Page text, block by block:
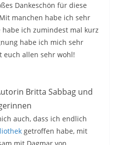
Dankeschön für diese
manchen habe ich sehr
ich zumindest mal kurz
habe ich mich sehr
allen sehr wohl!
Britta Sabbag und
auch, dass ich endlich
getroffen habe, mit